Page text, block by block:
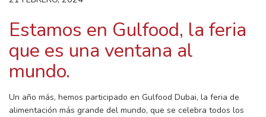
Estamos en Gulfood, la feria
que es una ventana al
mundo.
Un año más, hemos participado en Gulfood Dubai, la feria de
alimentación más grande del mundo, que se celebra todos los